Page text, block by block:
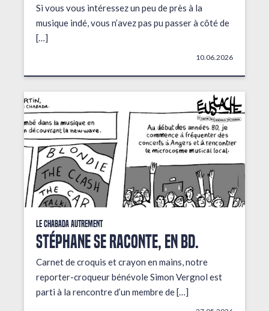
Si vous vous intéressez un peu de près à la
musique indé, vous n’avez pas pu passer à côté de
[…]
10.06.2026
Le Chabada autrement
STÉPHANE SE RACONTE, EN BD.
Carnet de croquis et crayon en mains, notre
reporter-croqueur bénévole Simon Vergnol est
parti à la rencontre d’un membre de […]